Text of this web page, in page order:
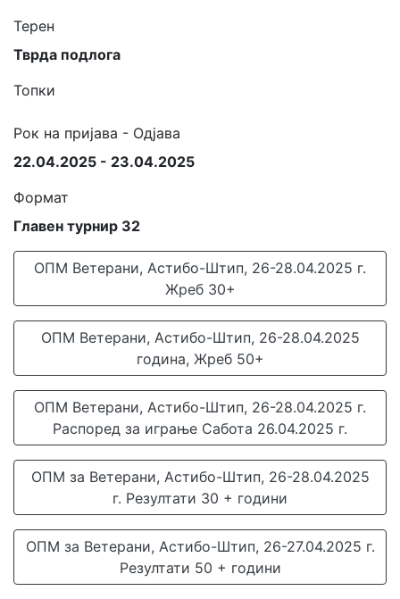
Терен
Тврда подлога
Топки
Рок на пријава - Одјава
22.04.2025 - 23.04.2025
Формат
Главен турнир 32
ОПМ Ветерани, Астибо-Штип, 26-28.04.2025 г.
Жреб 30+
ОПМ Ветерани, Астибо-Штип, 26-28.04.2025
година, Жреб 50+
ОПМ Ветерани, Астибо-Штип, 26-28.04.2025 г.
Распоред за играње Сабота 26.04.2025 г.
ОПМ за Ветерани, Астибо-Штип, 26-28.04.2025
г. Резултати 30 + години
ОПМ за Ветерани, Астибо-Штип, 26-27.04.2025 г.
Резултати 50 + години